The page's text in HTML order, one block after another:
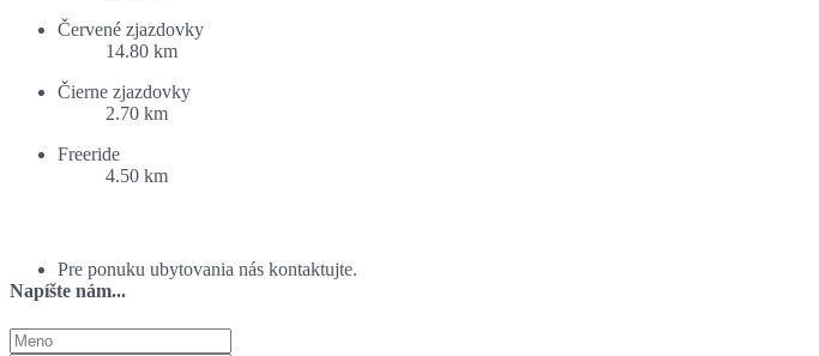
Červené zjazdovky
14.80 km
Čierne zjazdovky
2.70 km
Freeride
4.50 km
Pre ponuku ubytovania nás kontaktujte.
Napíšte nám...